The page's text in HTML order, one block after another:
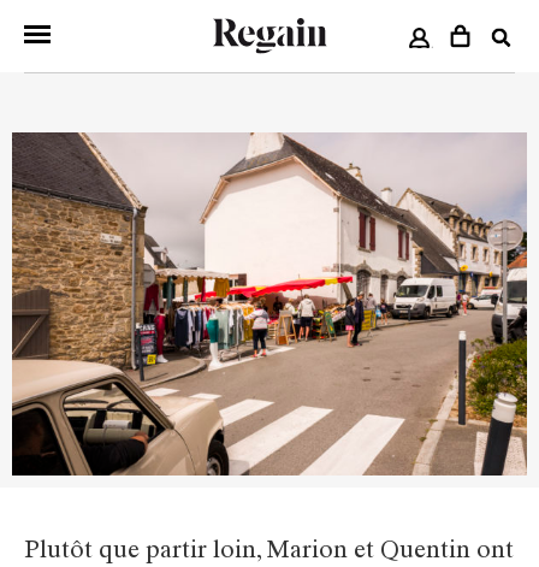
COMPTE
Plutôt que partir loin, Marion et Quentin ont